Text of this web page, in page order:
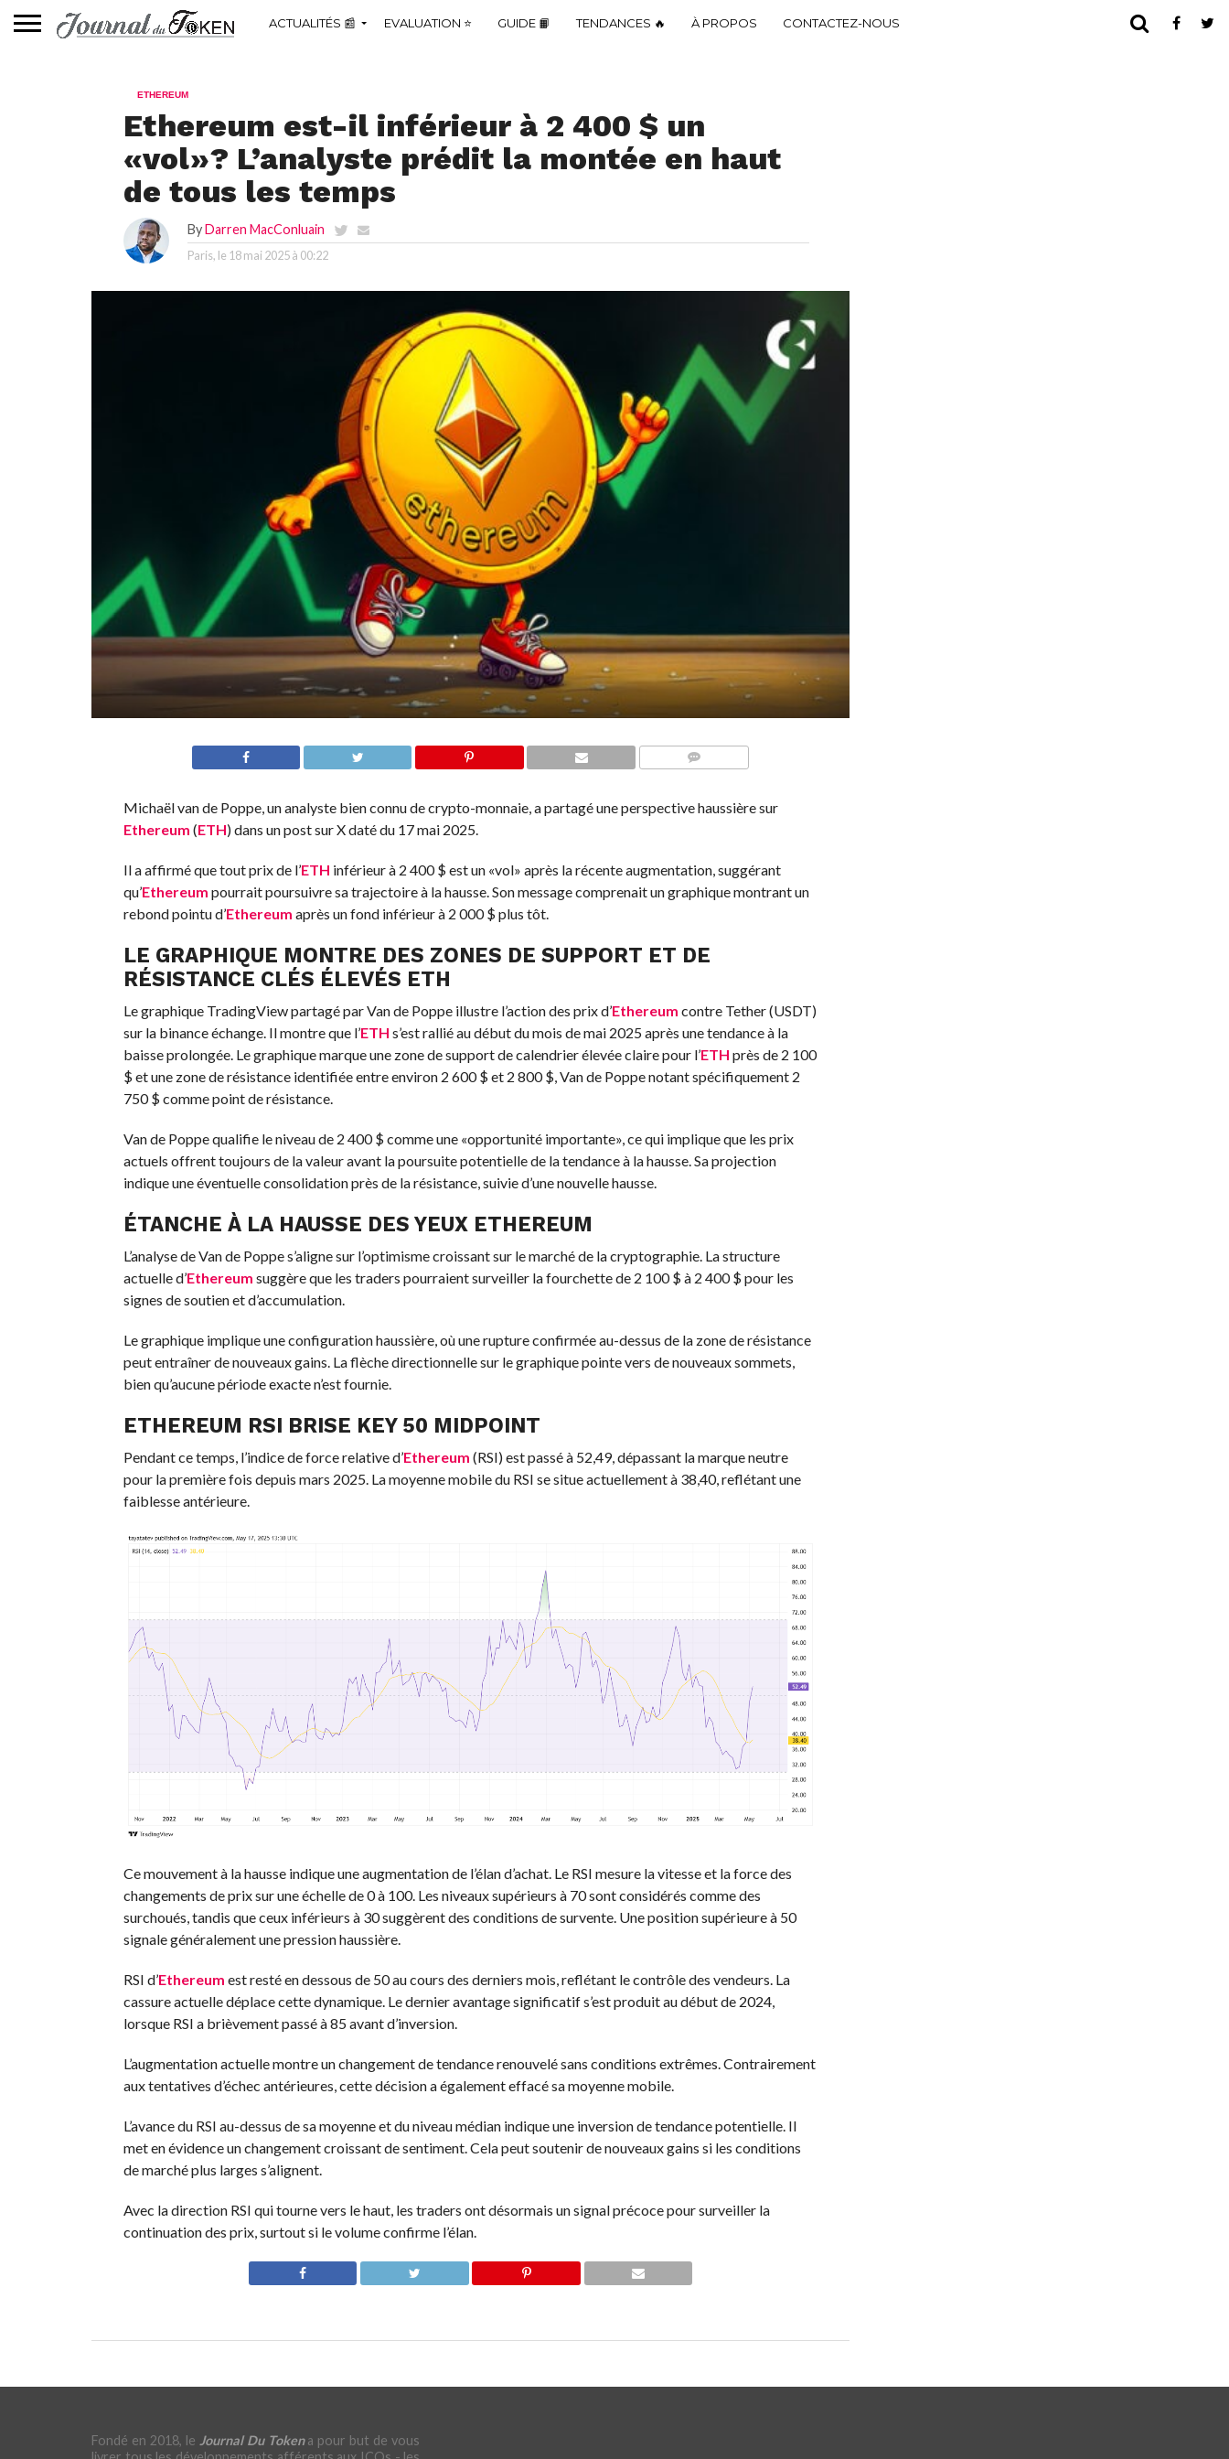
ACTUALITÉS 📰 EVALUATION ⭐ GUIDE 📙 TENDANCES 🔥 À PROPOS CONTACTEZ-NOUS
ETHEREUM
Ethereum est-il inférieur à 2 400 $ un
«vol»? L’analyste prédit la montée en haut
de tous les temps
ByDarren MacConluain
Paris, le 18 mai 2025 à 00:22
Michaël van de Poppe, un analyste bien connu de crypto-monnaie, a partagé une perspective haussière sur
Ethereum (ETH) dans un post sur X daté du 17 mai 2025.
Il a affirmé que tout prix de l’ETH inférieur à 2 400 $ est un «vol» après la récente augmentation, suggérant
qu’Ethereum pourrait poursuivre sa trajectoire à la hausse. Son message comprenait un graphique montrant un
rebond pointu d’Ethereum après un fond inférieur à 2 000 $ plus tôt.
LE GRAPHIQUE MONTRE DES ZONES DE SUPPORT ET DE
RÉSISTANCE CLÉS ÉLEVÉS ETH
Le graphique TradingView partagé par Van de Poppe illustre l’action des prix d’Ethereum contre Tether (USDT)
sur la binance échange. Il montre que l’ETH s’est rallié au début du mois de mai 2025 après une tendance à la
baisse prolongée. Le graphique marque une zone de support de calendrier élevée claire pour l’ETH près de 2 100
$ et une zone de résistance identifiée entre environ 2 600 $ et 2 800 $, Van de Poppe notant spécifiquement 2
750 $ comme point de résistance.
Van de Poppe qualifie le niveau de 2 400 $ comme une «opportunité importante», ce qui implique que les prix
actuels offrent toujours de la valeur avant la poursuite potentielle de la tendance à la hausse. Sa projection
indique une éventuelle consolidation près de la résistance, suivie d’une nouvelle hausse.
ÉTANCHE À LA HAUSSE DES YEUX ETHEREUM
L’analyse de Van de Poppe s’aligne sur l’optimisme croissant sur le marché de la cryptographie. La structure
actuelle d’Ethereum suggère que les traders pourraient surveiller la fourchette de 2 100 $ à 2 400 $ pour les
signes de soutien et d’accumulation.
Le graphique implique une configuration haussière, où une rupture confirmée au-dessus de la zone de résistance
peut entraîner de nouveaux gains. La flèche directionnelle sur le graphique pointe vers de nouveaux sommets,
bien qu’aucune période exacte n’est fournie.
ETHEREUM RSI BRISE KEY 50 MIDPOINT
Pendant ce temps, l’indice de force relative d’Ethereum (RSI) est passé à 52,49, dépassant la marque neutre
pour la première fois depuis mars 2025. La moyenne mobile du RSI se situe actuellement à 38,40, reflétant une
faiblesse antérieure.
Ce mouvement à la hausse indique une augmentation de l’élan d’achat. Le RSI mesure la vitesse et la force des
changements de prix sur une échelle de 0 à 100. Les niveaux supérieurs à 70 sont considérés comme des
surchoués, tandis que ceux inférieurs à 30 suggèrent des conditions de survente. Une position supérieure à 50
signale généralement une pression haussière.
RSI d’Ethereum est resté en dessous de 50 au cours des derniers mois, reflétant le contrôle des vendeurs. La
cassure actuelle déplace cette dynamique. Le dernier avantage significatif s’est produit au début de 2024,
lorsque RSI a brièvement passé à 85 avant d’inversion.
L’augmentation actuelle montre un changement de tendance renouvelé sans conditions extrêmes. Contrairement
aux tentatives d’échec antérieures, cette décision a également effacé sa moyenne mobile.
L’avance du RSI au-dessus de sa moyenne et du niveau médian indique une inversion de tendance potentielle. Il
met en évidence un changement croissant de sentiment. Cela peut soutenir de nouveaux gains si les conditions
de marché plus larges s’alignent.
Avec la direction RSI qui tourne vers le haut, les traders ont désormais un signal précoce pour surveiller la
continuation des prix, surtout si le volume confirme l’élan.
Fondé en 2018, le Journal Du Tokena pour but de vous